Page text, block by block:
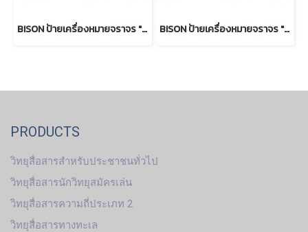
BISON ป้ายเครื่องหมายจราจร "หยุดข้างหน้า" 45 cm. BISON ป้ายเครื่องหมายจราจร "ออก OUT" 45 cm.
PRODUCTS
วิทยุสื่อสารสำหรับประชาชนทั่วไป
วิทยุสื่อสารนักวิทยุสมัครเล่น
วิทยุสื่อสารความถี่ประเภท 2
วิทยุสื่อสารทางทะเล